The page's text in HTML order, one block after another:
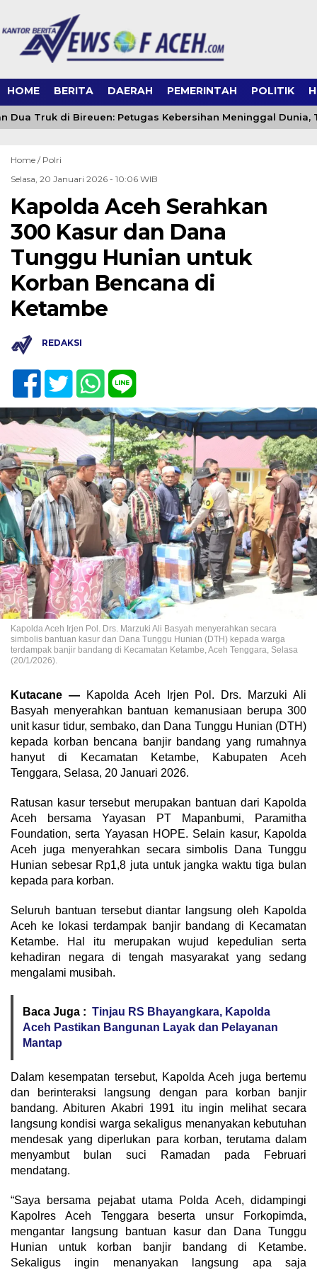
HOME BERITA DAERAH PEMERINTAH POLITIK
Dua Truk di Bireuen: Petugas Kebersihan Meninggal Dunia,
Home / Polri
Selasa, 20 Januari 2026 - 10:06 WIB
Kapolda Aceh Serahkan
300 Kasur dan Dana
Tunggu Hunian untuk
Korban Bencana di
Ketambe
REDAKSI
Kapolda Aceh Irjen Pol. Drs. Marzuki Ali Basyah menyerahkan secara
simbolis bantuan kasur dan Dana Tunggu Hunian (DTH) kepada warga
terdampak banjir bandang di Kecamatan Ketambe, Aceh Tenggara, Selasa
(20/1/2026).
Kutacane —Kapolda Aceh Irjen Pol. Drs. Marzuki Ali
Basyah menyerahkan bantuan kemanusiaan berupa 300
unit kasur tidur, sembako, dan Dana Tunggu Hunian (DTH)
kepada korban bencana banjir bandang yang rumahnya
hanyut di Kecamatan Ketambe, Kabupaten Aceh
Tenggara, Selasa, 20 Januari 2026.
Ratusan kasur tersebut merupakan bantuan dari Kapolda
Aceh bersama Yayasan PT Mapanbumi, Paramitha
Foundation, serta Yayasan HOPE. Selain kasur, Kapolda
Aceh juga menyerahkan secara simbolis Dana Tunggu
Hunian sebesar Rp1,8 juta untuk jangka waktu tiga bulan
kepada para korban.
Seluruh bantuan tersebut diantar langsung oleh Kapolda
Aceh ke lokasi terdampak banjir bandang di Kecamatan
Ketambe. Hal itu merupakan wujud kepedulian serta
kehadiran negara di tengah masyarakat yang sedang
mengalami musibah.
Baca Juga : Tinjau RS Bhayangkara, Kapolda
Aceh Pastikan Bangunan Layak dan Pelayanan
Mantap
Dalam kesempatan tersebut, Kapolda Aceh juga bertemu
dan berinteraksi langsung dengan para korban banjir
bandang. Abituren Akabri 1991 itu ingin melihat secara
langsung kondisi warga sekaligus menanyakan kebutuhan
mendesak yang diperlukan para korban, terutama dalam
menyambut bulan suci Ramadan pada Februari
mendatang.
“Saya bersama pejabat utama Polda Aceh, didampingi
Kapolres Aceh Tenggara beserta unsur Forkopimda,
mengantar langsung bantuan kasur dan Dana Tunggu
Hunian untuk korban banjir bandang di Ketambe.
Sekaligus ingin menanyakan langsung apa saja